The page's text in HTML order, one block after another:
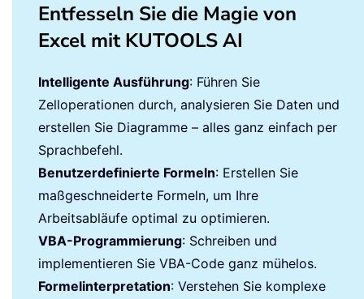
Entfesseln Sie die Magie von
Excel mit KUTOOLS AI
Intelligente Ausführung: Führen Sie
Zelloperationen durch, analysieren Sie Daten und
erstellen Sie Diagramme – alles ganz einfach per
Sprachbefehl.
Benutzerdefinierte Formeln: Erstellen Sie
maßgeschneiderte Formeln, um Ihre
Arbeitsabläufe optimal zu optimieren.
VBA-Programmierung: Schreiben und
implementieren Sie VBA-Code ganz mühelos.
Formelinterpretation: Verstehen Sie komplexe